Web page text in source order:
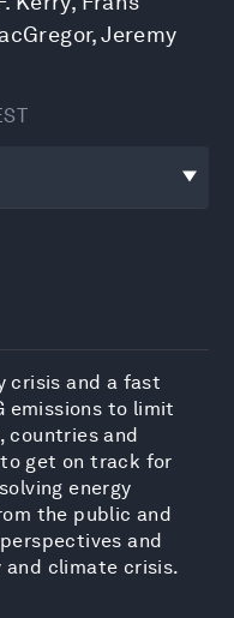
,Jeremy
crisis and a fast
emissions to limit
countries and
get on track for
energy
the public and
and
and climate crisis.